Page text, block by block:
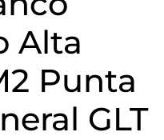
Alta
Punta
GLT